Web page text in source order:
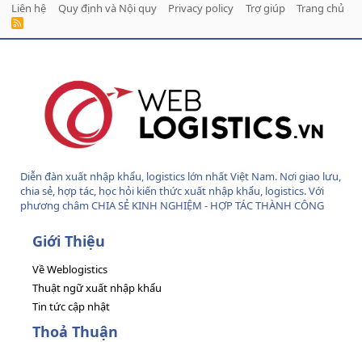
Liên hệ
Quy định và Nội quy Privacy policy Trợ giúp Trang chủ
R
Diễn đàn xuất nhập khẩu, logistics lớn nhất Việt Nam. Nơi giao lưu,
chia sẻ, hợp tác, học hỏi kiến thức xuất nhập khẩu, logistics. Với
phương châm CHIA SẺ KINH NGHIỆM - HỢP TÁC THÀNH CÔNG
Giới Thiệu
Về Weblogistics
Thuật ngữ xuất nhập khẩu
Tin tức cập nhật
Thoả Thuận